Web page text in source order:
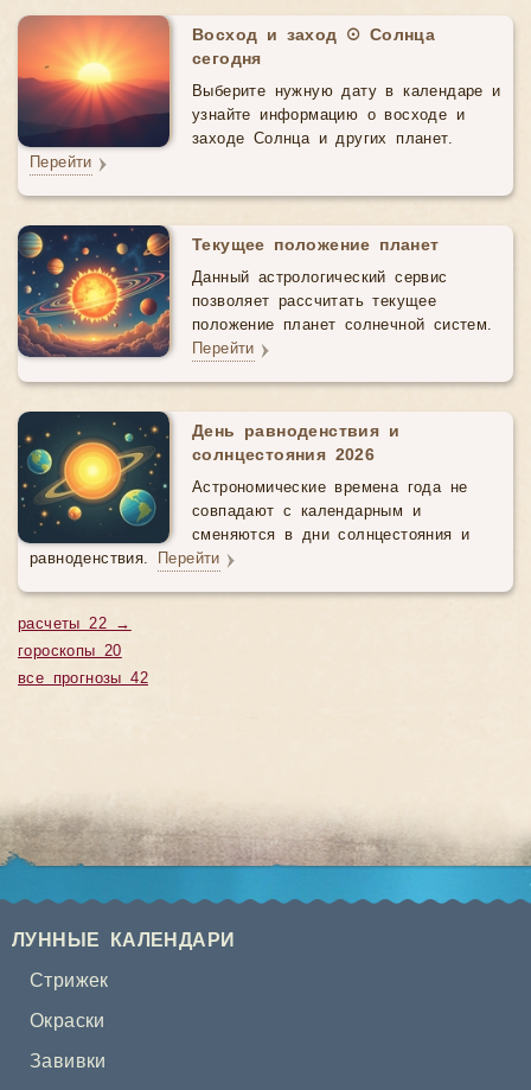
Восход и заход ☉ Солнца
сегодня
Выберите нужную дату в календаре и
узнайте информацию о восходе и
заходе Солнца и других планет.
Перейти
Текущее положение планет
Данный астрологический cервис
позволяет рассчитать текущее
положение планет солнечной систем.
Перейти
День равноденствия и
солнцестояния 2026
Астрономические времена года не
совпадают с календарным и
сменяются в дни солнцестояния и
равноденствия. Перейти
расчеты 22 →
гороскопы 20
все прогнозы 42
ЛУННЫЕ КАЛЕНДАРИ
Стрижек
Окраски
Завивки